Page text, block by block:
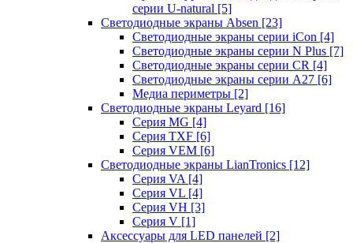
серии U-natural [5]
Светодиодные экраны Absen [23]
Светодиодные экраны серии iCon [4]
Светодиодные экраны серии N Plus [7]
Светодиодные экраны серии CR [4]
Светодиодные экраны серии А27 [6]
Медиа периметры [2]
Светодиодные экраны Leyard [16]
Серия MG [4]
Серия TXF [6]
Серия VEM [6]
Светодиодные экраны LianTronics [12]
Серия VA [4]
Серия VL [4]
Серия VH [3]
Серия V [1]
Аксессуары для LED панелей [2]